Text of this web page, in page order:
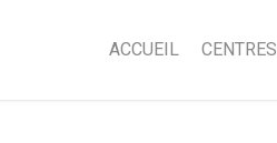
ACCUEIL CENTRES